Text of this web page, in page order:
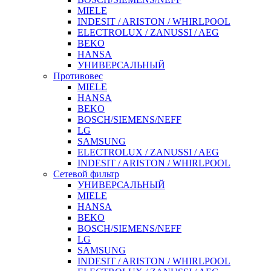
MIELE
INDESIT / ARISTON / WHIRLPOOL
ELECTROLUX / ZANUSSI / AEG
BEKO
HANSA
УНИВЕРСАЛЬНЫЙ
Противовес
MIELE
HANSA
BEKO
BOSCH/SIEMENS/NEFF
LG
SAMSUNG
ELECTROLUX / ZANUSSI / AEG
INDESIT / ARISTON / WHIRLPOOL
Сетевой фильтр
УНИВЕРСАЛЬНЫЙ
MIELE
HANSA
BEKO
BOSCH/SIEMENS/NEFF
LG
SAMSUNG
INDESIT / ARISTON / WHIRLPOOL